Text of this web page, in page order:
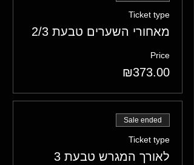
Ticket type
מאחורי השערים טבעת 2/3
Price
₪373.00
Sale ended
Ticket type
לאורך המגרש טבעת 3